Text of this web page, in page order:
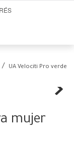
UA Velociti Pro verde
mujer